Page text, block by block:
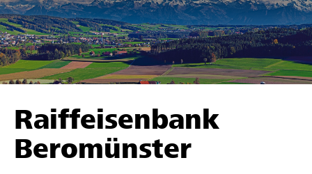
Parrainer
Soutien & assistance
Trouvez des projets et des organisations
Démarrez maintenant
Raiffeisenbank
Beromünster